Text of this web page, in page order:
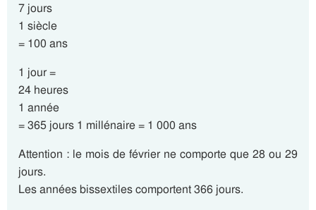
7 jours
1 siècle
= 100 ans
1 jour =
24 heures
1 année
= 365 jours 1 millénaire = 1 000 ans
Attention : le mois de février ne comporte que 28 ou 29
jours.
Les années bissextiles comportent 366 jours.